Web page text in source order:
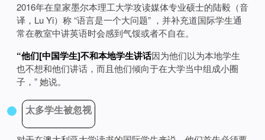
2016年在皇家墨尔本理工大学攻读媒体专业硕士的陆毅（音
译，Lu Yi）称 “语言是一个大问题” ，并补充道国际学生通
常在教室中讲英语时会感到气馁或者不自在。
“他们[中国学生]不和本地学生讲话因为他们以为本地学生
也不想和他们讲话，而且他们倾向于在大学当中组成小圈
子，” 她说。
太多学生被忽视